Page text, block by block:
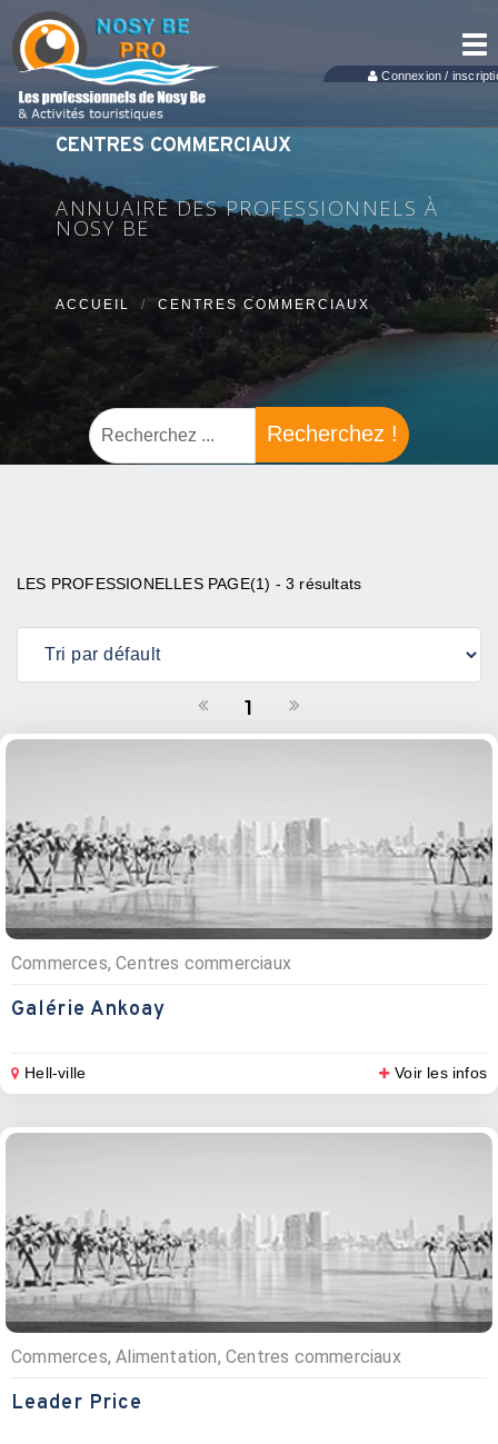
Connexion /
CENTRES COMMERCIAUX
ANNUAIRE DES PROFESSIONNELS À
NOSY BE
ACCUEIL CENTRES COMMERCIAUX
Recherchez !
LES PROFESSIONELLES PAGE(1) - 3 résultats
1
Commerces, Centres commerciaux
Galérie Ankoay
Hell-ville Voir les infos
Commerces, Alimentation, Centres commerciaux
Leader Price